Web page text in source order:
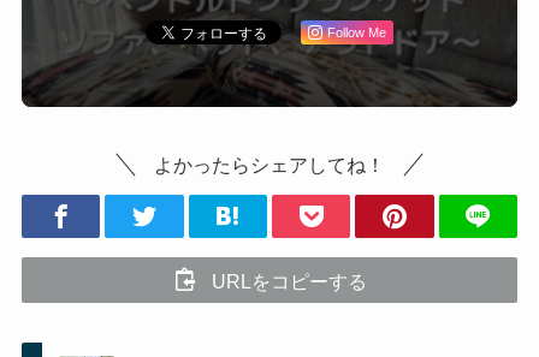
Follow Me
よかったらシェアしてね！
URLをコピーする